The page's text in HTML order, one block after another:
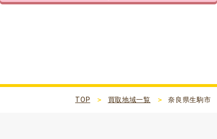
TOP 買取地域一覧 奈良県生駒市